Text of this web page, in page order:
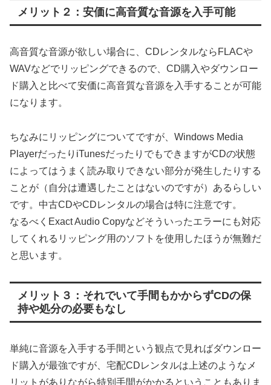
メリット２：安価に高音質な音源を入手可能
高音質な音源が欲しい場合に、CDレンタルならFLACや
WAVなどでリッピングできるので、CD購入やダウンロー
ド購入と比べて安価に高音質な音源を入手することが可能
になります。
ちなみにリッピングについてですが、Windows Media
PlayerだったりiTunesだったりでもできますがCDの状態
によってはうまく読み取りできない部分が発生したりする
ことが（自分は遭遇したことはないのですが）あるらしい
です。中古CDやCDレンタルの場合は特に注意です。
なるべくExact Audio Copyなどそういったエラーにも対応
してくれるリッピング用のソフトを使用したほうが無難だ
と思います。
メリット３：それでいて手間もかからずCDの保
持や処分の必要もなし
単純に音源を入手する手間という観点で見ればダウンロー
ド購入が最強ですが、宅配CDレンタルは上述のようなメ
リットがありながら特別手間がかかるということもありま